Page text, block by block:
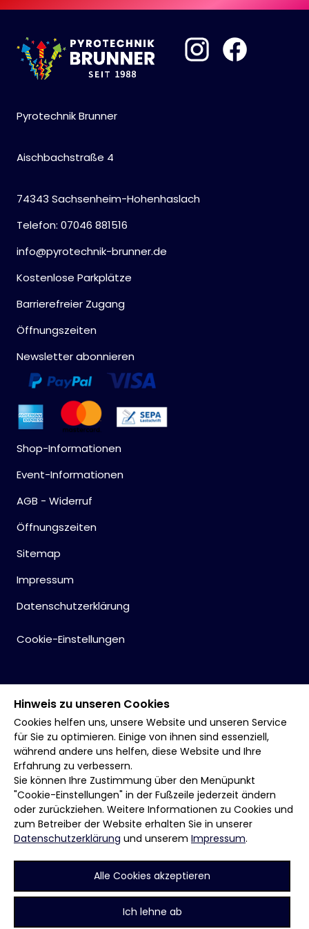
Pyrotechnik Brunner
Aischbachstraße 4
74343 Sachsenheim-Hohenhaslach
Telefon: 07046 881516
info@pyrotechnik-brunner.de
Kostenlose Parkplätze
Barrierefreier Zugang
Öffnungszeiten
Newsletter abonnieren
Shop-Informationen
Event-Informationen
AGB - Widerruf
Öffnungszeiten
Sitemap
Impressum
Datenschutzerklärung
Cookie-Einstellungen
Hinweis zu unseren Cookies
Cookies helfen uns, unsere Website und unseren Service
für Sie zu optimieren. Einige von ihnen sind essenziell,
während andere uns helfen, diese Website und Ihre
Erfahrung zu verbessern.
Sie können Ihre Zustimmung über den Menüpunkt
"Cookie-Einstellungen" in der Fußzeile jederzeit ändern
oder zurückziehen. Weitere Informationen zu Cookies und
zum Betreiber der Website erhalten Sie in unserer
Datenschutzerklärung und unserem Impressum.
Ich lehne ab
Alle Cookies akzeptieren